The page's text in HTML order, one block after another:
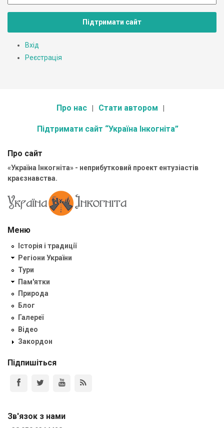
Підтримати сайт
Вхід
Реєстрація
Про нас Стати автором
Підтримати сайт “Україна Інкогніта”
Про сайт
«Україна Інкогніта» - неприбутковий проект ентузіастів
краєзнавства.
Меню
Історія і традиції
Регіони України
Тури
Пам'ятки
Природа
Блог
Галереї
Відео
Закордон
Підпишіться
Зв'язок з нами